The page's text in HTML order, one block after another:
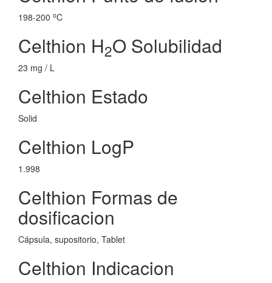
198-200 oC
Celthion H2O Solubilidad
23 mg / L
Celthion Estado
Solid
Celthion LogP
1.998
Celthion Formas de
dosificacion
Cápsula, supositorio, Tablet
Celthion Indicacion